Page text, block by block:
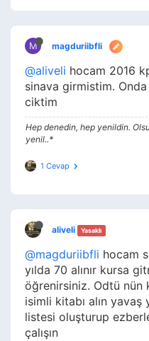
M magduriibfli
@aliveli hocam 2016
sinava girmistim.
ciktim
Hep denedin, hep yenildin.
yenil..*
1 Cevap
aliveli Yasaklı
@magduriibfli hocam
yılda 70 alınır kursa
öğrenirsiniz. Odtü nün
isimli kitabı alın
listesi oluşturup
çalışın